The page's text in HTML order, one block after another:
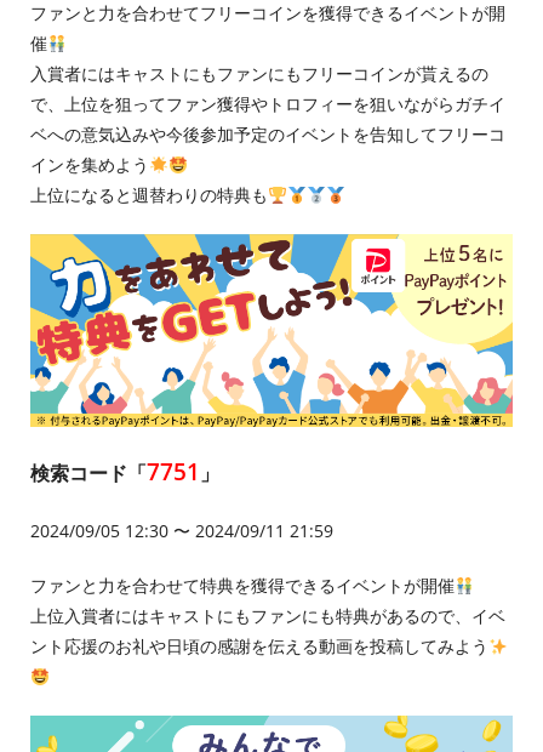
ファンと力を合わせてフリーコインを獲得できるイベントが開
催
入賞者にはキャストにもファンにもフリーコインが貰えるの
で、上位を狙ってファン獲得やトロフィーを狙いながらガチイ
ベへの意気込みや今後参加予定のイベントを告知してフリーコ
インを集めよう
上位になると週替わりの特典も
検索コード「7751」
2024/09/05 12:30 〜 2024/09/11 21:59
ファンと力を合わせて特典を獲得できるイベントが開催
上位入賞者にはキャストにもファンにも特典があるので、イベ
ント応援のお礼や日頃の感謝を伝える動画を投稿してみよう